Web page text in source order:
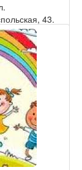
43.